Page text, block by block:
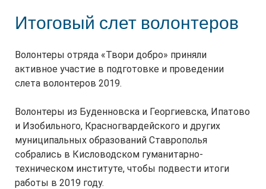
Итоговый слет волонтеров
Волонтеры отряда «Твори добро» приняли
активное участие в подготовке и проведении
слета волонтеров 2019.
Волонтеры из Буденновска и Георгиевска, Ипатово
и Изобильного, Красногвардейского и других
муниципальных образований Ставрополья
собрались в Кисловодском гуманитарно-
техническом институте, чтобы подвести итоги
работы в 2019 году.